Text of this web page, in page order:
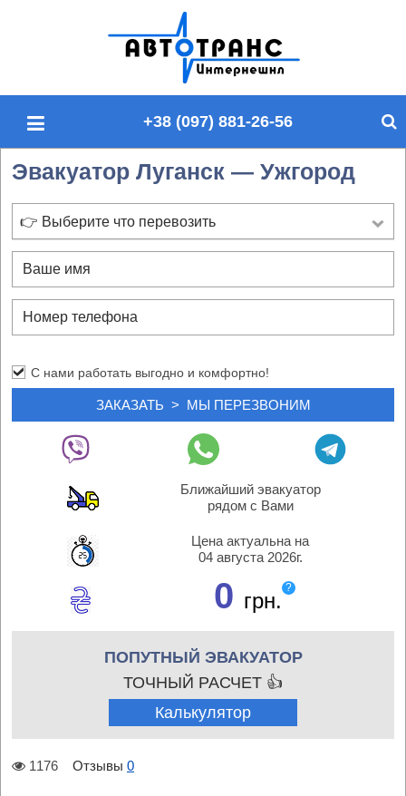
п
о
й
у
+38 (097) 881-26-56
Эвакуатор Луганск — Ужгород
👉 Выберите что перевозить
С нами работать выгодно и комфортно!
Ближайший эвакуатор
рядом с Вами
Цена актуальна на
04 августа 2026г.
0 грн.
?
ПОПУТНЫЙ ЭВАКУАТОР
ТОЧНЫЙ РАСЧЕТ 👍
Калькулятор
1176 Отзывы 0